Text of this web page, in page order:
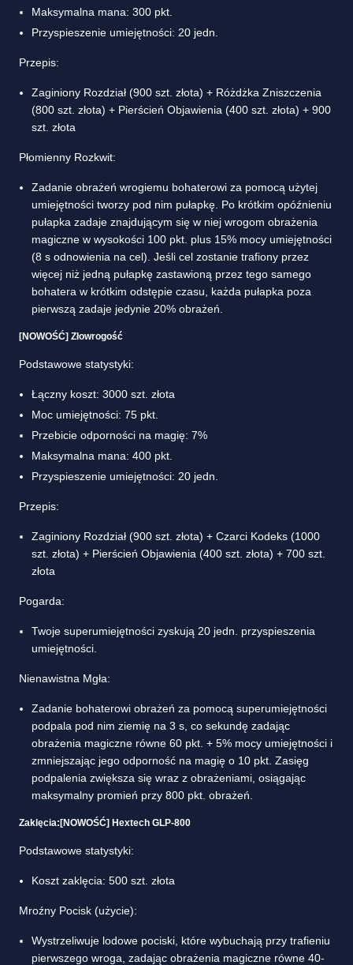
Maksymalna mana: 300 pkt.
Przyspieszenie umiejętności: 20 jedn.
Przepis:
Zaginiony Rozdział (900 szt. złota) + Różdżka Zniszczenia
(800 szt. złota) + Pierścień Objawienia (400 szt. złota) + 900
szt. złota
Płomienny Rozkwit:
Zadanie obrażeń wrogiemu bohaterowi za pomocą użytej
umiejętności tworzy pod nim pułapkę. Po krótkim opóźnieniu
pułapka zadaje znajdującym się w niej wrogom obrażenia
magiczne w wysokości 100 pkt. plus 15% mocy umiejętności
(8 s odnowienia na cel). Jeśli cel zostanie trafiony przez
więcej niż jedną pułapkę zastawioną przez tego samego
bohatera w krótkim odstępie czasu, każda pułapka poza
pierwszą zadaje jedynie 20% obrażeń.
[NOWOŚĆ] Złowrogość
Podstawowe statystyki:
Łączny koszt: 3000 szt. złota
Moc umiejętności: 75 pkt.
Przebicie odporności na magię: 7%
Maksymalna mana: 400 pkt.
Przyspieszenie umiejętności: 20 jedn.
Przepis:
Zaginiony Rozdział (900 szt. złota) + Czarci Kodeks (1000
szt. złota) + Pierścień Objawienia (400 szt. złota) + 700 szt.
złota
Pogarda:
Twoje superumiejętności zyskują 20 jedn. przyspieszenia
umiejętności.
Nienawistna Mgła:
Zadanie bohaterowi obrażeń za pomocą superumiejętności
podpala pod nim ziemię na 3 s, co sekundę zadając
obrażenia magiczne równe 60 pkt. + 5% mocy umiejętności i
zmniejszając jego odporność na magię o 10 pkt. Zasięg
podpalenia zwiększa się wraz z obrażeniami, osiągając
maksymalny promień przy 800 pkt. obrażeń.
Zaklęcia:[NOWOŚĆ] Hextech GLP-800
Podstawowe statystyki:
Koszt zaklęcia: 500 szt. złota
Mroźny Pocisk (użycie):
Wystrzeliwuje lodowe pociski, które wybuchają przy trafieniu
pierwszego wroga, zadając obrażenia magiczne równe 40-